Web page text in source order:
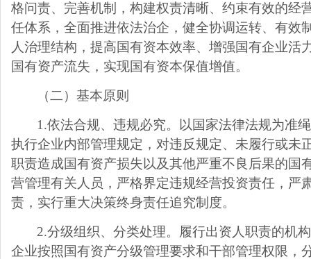
格问责、完善机制，构建权责清晰、约束有效的经
任体系，全面推进依法治企，健全协调运转、有效
人治理结构，提高国有资本效率、增强国有企业活
国有资产流失，实现国有资本保值增值。
（二）基本原则
1.依法合规、违规必究。以国家法律法规为准
执行企业内部管理规定，对违反规定、未履行或未
职责造成国有资产损失以及其他严重不良后果的国
营管理有关人员，严格界定违规经营投资责任，严
责，实行重大决策终身责任追究制度。
2.分级组织、分类处理。履行出资人职责的机
企业按照国有资产分级管理要求和干部管理权限，